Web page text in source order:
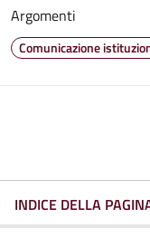
Argomenti
Comunicazione
INDICE DELLA